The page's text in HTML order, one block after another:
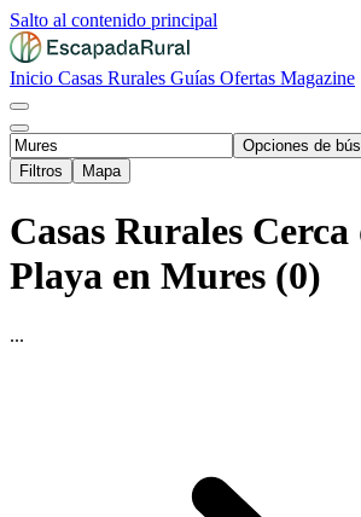
Salto al contenido principal
Inicio Casas Rurales Guías Ofertas Magazine
Opciones de
Filtros
Mapa
Casas Rurales Cerca
Playa en Mures (0)
...